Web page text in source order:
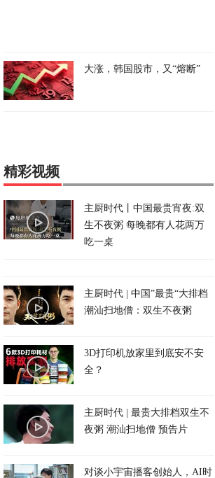
大涨，韩国股市，又“熔断”
精彩视频
主厨时代丨中国最贵宵夜:双
生不夜粥 每晚都有人花两万
吃一桌
主厨时代 | 中国”最贵“大排档
潮汕扫地僧：双生不夜粥
3D打印机放家里到底安不安
全？
主厨时代 | 最贵大排档双生不
夜粥 潮汕扫地僧 预告片
对谈小宇宙播客创始人，AI时